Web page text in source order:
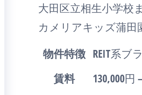
大田区立相生小学校
カメリアキッズ蒲田
物件特徴 REIT系
賃料
130,000円